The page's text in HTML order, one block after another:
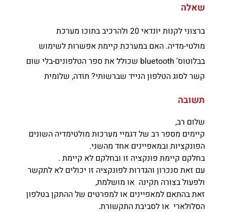
שאלה
ברצוני לקנות יונדאי 20 ולהרכיב בתוכו מערכת
מולטי-מדיה. האם במערכת קיימת אפשרות לשימוש
בבלוטוס' bluetooth שכולל את ספר הטלפונים-בלי שום
קשר לסוג הטלפון הנייד שברשותי? תודה, שלומית
תשובה
שלום רב,
קיימים מספר רב של דגמיי מערכות מולטימדיה השונים
הפונקציות ובמאפיינים אחד מהשני.
בחלקם קיימת פונקציה זו ובחלקם לא קיימת .
עם זאת סנכרון והגדרות לפונקציה זו יכולים לא לתקשר
ולפעול בצורה תקינה או מושלמת,
זאת בהתאם למאפיינים או למפרטים של ההתקן בטלפון
הסלולארי או לסביבת התקשורת.